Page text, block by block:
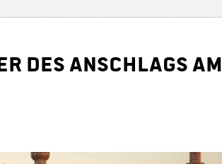
des Anschlags am